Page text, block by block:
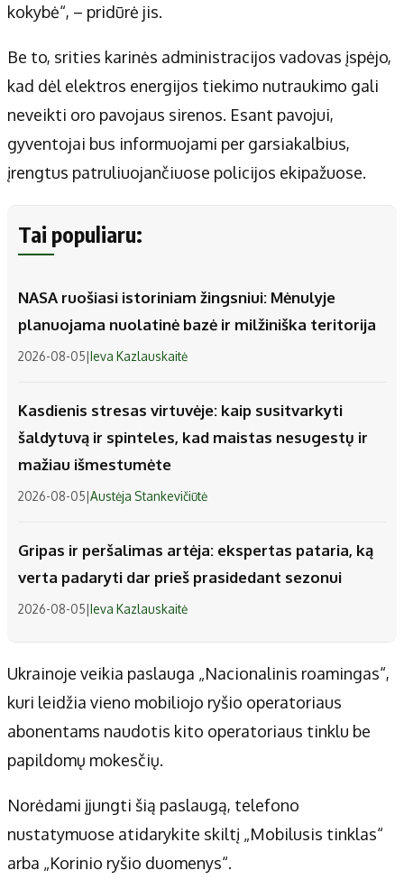
kokybė“, – pridūrė jis.
Be to, srities karinės administracijos vadovas įspėjo,
kad dėl elektros energijos tiekimo nutraukimo gali
neveikti oro pavojaus sirenos. Esant pavojui,
gyventojai bus informuojami per garsiakalbius,
įrengtus patruliuojančiuose policijos ekipažuose.
Tai populiaru:
NASA ruošiasi istoriniam žingsniui: Mėnulyje
planuojama nuolatinė bazė ir milžiniška teritorija
2026-08-05|Ieva Kazlauskaitė
Kasdienis stresas virtuvėje: kaip susitvarkyti
šaldytuvą ir spinteles, kad maistas nesugestų ir
mažiau išmestumėte
2026-08-05|Austėja Stankevičiūtė
Gripas ir peršalimas artėja: ekspertas pataria, ką
verta padaryti dar prieš prasidedant sezonui
2026-08-05|Ieva Kazlauskaitė
Ukrainoje veikia paslauga „Nacionalinis roamingas“,
kuri leidžia vieno mobiliojo ryšio operatoriaus
abonentams naudotis kito operatoriaus tinklu be
papildomų mokesčių.
Norėdami įjungti šią paslaugą, telefono
nustatymuose atidarykite skiltį „Mobilusis tinklas“
arba „Korinio ryšio duomenys“.